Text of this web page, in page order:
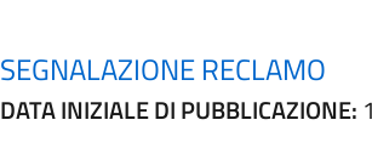
SEGNALAZIONE RECLAMO
DATA INIZIALE DI PUBBLICAZIONE: